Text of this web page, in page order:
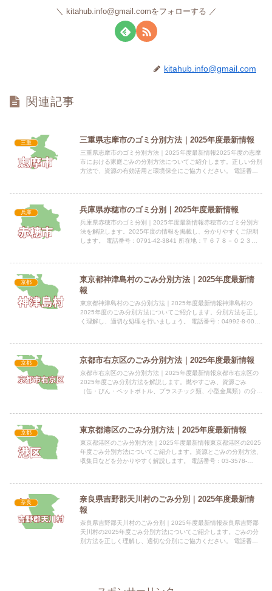
kitahub.info@gmail.comをフォローする
kitahub.info@gmail.com
関連記事
三重 三重県志摩市のゴミ分別方法｜2025年度最新情報
三重県志摩市のゴミ分別方法｜2025年度最新情報2025年度の志摩
市における家庭ごみの分別方法についてご紹介します。正しい分別
方法で、資源の有効活用と環境保全にご協力ください。 電話番
兵庫 兵庫県赤穂市のゴミ分別｜2025年度最新情報
兵庫県赤穂市のゴミ分別｜2025年度最新情報赤穂市のゴミ分別方
法を解説します。2025年度の情報を掲載し、分かりやすくご説明
します。 電話番号：0791-42-3841 所在地：〒６７８－０２３２
京都
東京都神津島村のごみ分別方法｜2025年度最新情
報
東京都神津島村のごみ分別方法｜2025年度最新情報神津島村の
2025年度のごみ分別方法についてご紹介します。分別方法を正し
く理解し、適切な処理を行いましょう。 電話番号：04992-8-0011
京都 京都市右京区のごみ分別方法｜2025年度最新情報
京都市右京区のごみ分別方法｜2025年度最新情報京都市右京区の
2025年度ごみ分別方法を解説します。燃やすごみ、資源ごみ
（缶・びん・ペットボトル、プラスチック類、小型金属類）の分別
京都 東京都港区のごみ分別方法｜2025年度最新情報
東京都港区のごみ分別方法｜2025年度最新情報東京都港区の2025
年度ごみ分別方法についてご紹介します。資源とごみの分別方法、
収集日などを分かりやすく解説します。 電話番号：03-3578-
奈良
奈良県吉野郡天川村のごみ分別｜2025年度最新情
報
奈良県吉野郡天川村のごみ分別｜2025年度最新情報奈良県吉野郡
天川村の2025年度ごみ分別方法についてご紹介します。ごみの分
別方法を正しく理解し、適切な分別にご協力ください。 電話番